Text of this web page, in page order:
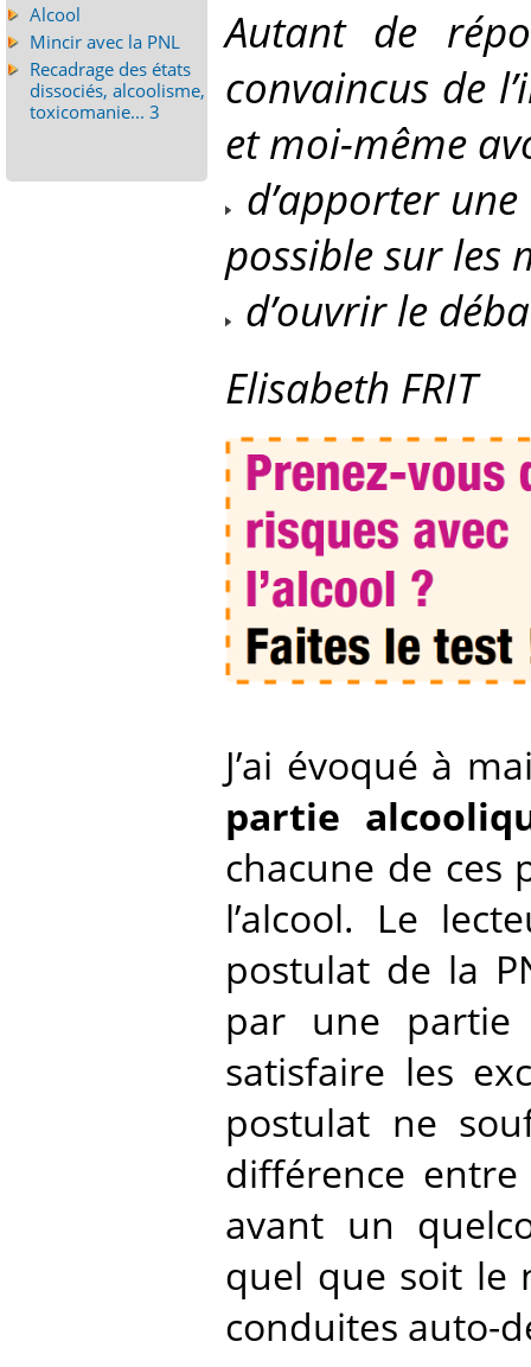
Autant de
convaincus de
et moi-même
d’apporter
possible sur les
d’ouvrir le
Elisabeth FRIT
J’ai évoqué à
partie
chacune de ces
l’alcool. Le
postulat de la
par une partie
satisfaire les
postulat ne
différence
avant un
quel que soit le
conduites auto-
Alcool
Mincir avec la PNL
Recadrage des états
dissociés, alcoolisme,
toxicomanie... 3